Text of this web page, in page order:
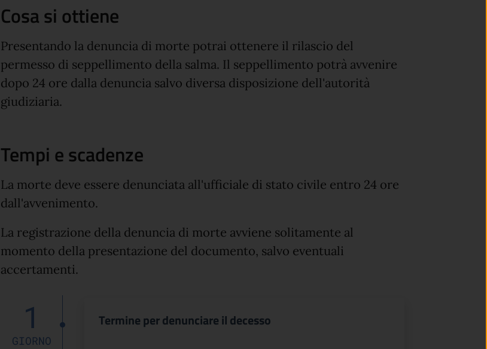
Cosa si ottiene
Presentando la denuncia di morte potrai ottenere il rilascio del
permesso di seppellimento della salma. Il seppellimento potrà avvenire
dopo 24 ore dalla denuncia salvo diversa disposizione dell'autorità
giudiziaria.
Tempi e scadenze
La morte deve essere denunciata all'ufficiale di stato civile entro 24 ore
dall'avvenimento.
La registrazione della denuncia di morte avviene solitamente al
momento della presentazione del documento, salvo eventuali
accertamenti.
1
GIORNO
Termine per denunciare il decesso